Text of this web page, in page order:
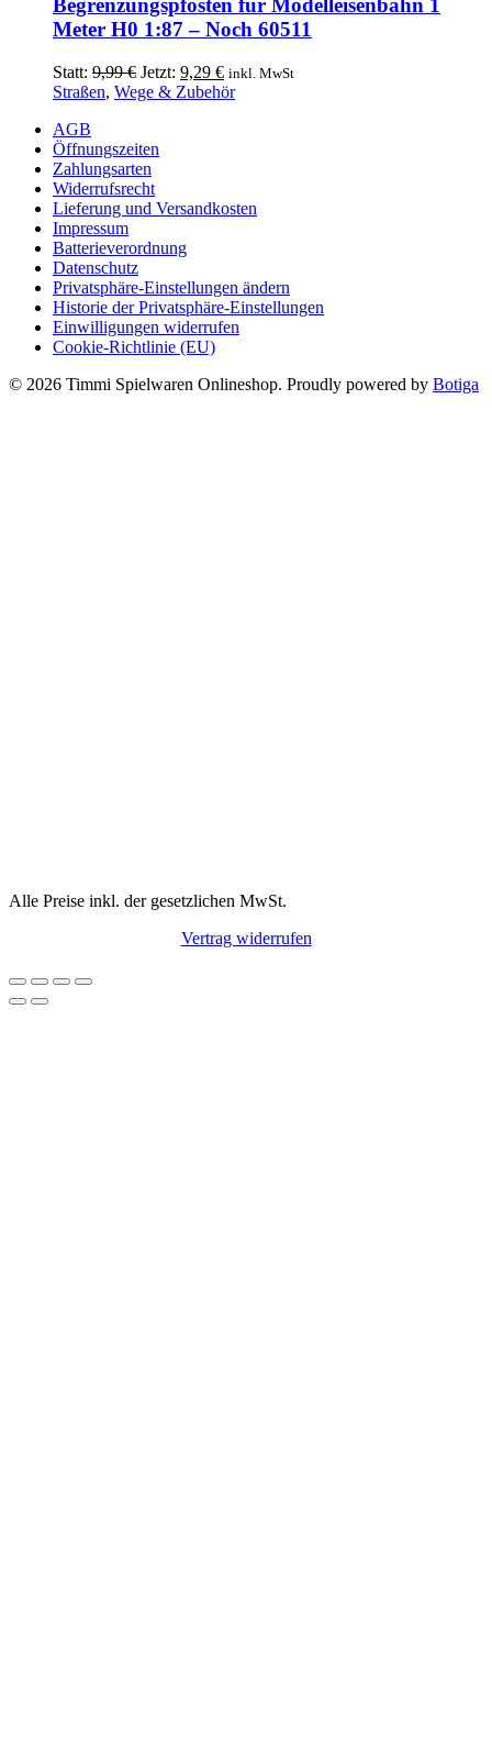
Begrenzungspfosten für Modelleisenbahn 1
Meter H0 1:87 – Noch 60511
Statt: 9,99€ Ursprünglicher
Preis
Jetzt: 9,29 €Aktueller
Preis
inkl. MwSt
Straßen, Wege & Zubehör
AGB
Öffnungszeiten
Zahlungsarten
Widerrufsrecht
Lieferung und Versandkosten
Impressum
Batterieverordnung
Datenschutz
Privatsphäre-Einstellungen ändern
Historie der Privatsphäre-Einstellungen
Einwilligungen widerrufen
Cookie-Richtlinie (EU)
© 2026 Timmi Spielwaren Onlineshop. Proudly powered by Botiga
Alle Preise inkl. der gesetzlichen MwSt.
Vertrag widerrufen